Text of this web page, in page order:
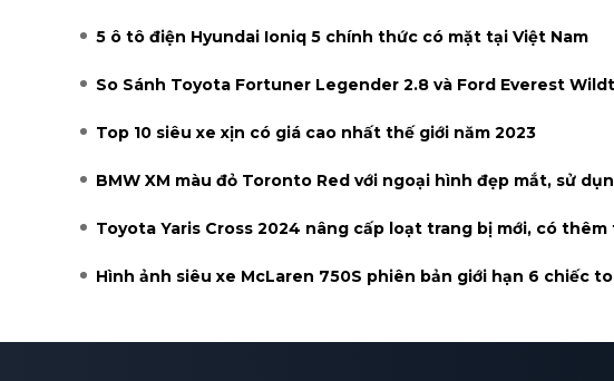
5 ô tô điện Hyundai Ioniq 5 chính thức có mặt tại Việt Nam
So Sánh Toyota Fortuner Legender 2.8 và Ford Everest
Top 10 siêu xe xịn có giá cao nhất thế giới năm 2023
BMW XM màu đỏ Toronto Red với ngoại hình đẹp mắt, sử
Toyota Yaris Cross 2024 nâng cấp loạt trang bị mới, có
Hình ảnh siêu xe McLaren 750S phiên bản giới hạn 6 chiếc